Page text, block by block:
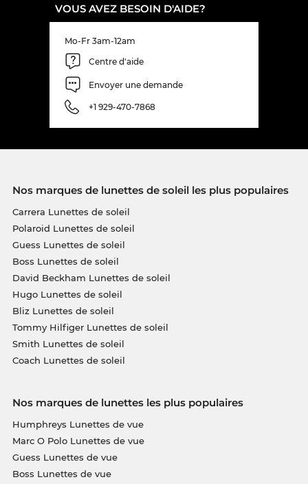
VOUS AVEZ BESOIN D'AIDE?
Mo-Fr 3am-12am
Centre d'aide
Envoyer une demande
+1 929-470-7868
Nos marques de lunettes de soleil les plus populaires
Carrera Lunettes de soleil
Polaroid Lunettes de soleil
Guess Lunettes de soleil
Boss Lunettes de soleil
David Beckham Lunettes de soleil
Hugo Lunettes de soleil
Bliz Lunettes de soleil
Tommy Hilfiger Lunettes de soleil
Smith Lunettes de soleil
Coach Lunettes de soleil
Nos marques de lunettes les plus populaires
Humphreys Lunettes de vue
Marc O Polo Lunettes de vue
Guess Lunettes de vue
Boss Lunettes de vue